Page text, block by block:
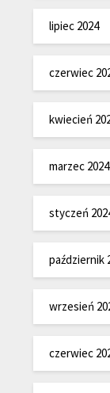
lipiec 2024
czerwiec
kwiecień
marzec 2024
styczeń
październik
wrzesień
czerwiec